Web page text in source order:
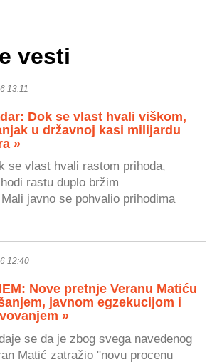
vesti
13:11
Dok se vlast hvali viškom,
u državnoj kasi milijardu
»
se vlast hvali rastom prihoda,
rastu duplo bržim
javno se pohvalio prihodima
12:40
Nove pretnje Veranu Matiću
javnom egzekucijom i
»
se da je zbog svega navedenog
Matić zatražio "novu procenu